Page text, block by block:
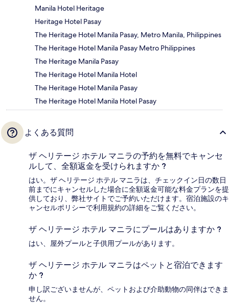
Manila Hotel Heritage
Heritage Hotel Pasay
The Heritage Hotel Manila Pasay, Metro Manila, Philippines
The Heritage Hotel Manila Pasay Metro Philippines
The Heritage Manila Pasay
The Heritage Hotel Manila Hotel
The Heritage Hotel Manila Pasay
The Heritage Hotel Manila Hotel Pasay
よくある質問
ザ ヘリテージ ホテル マニラの予約を無料でキャンセ
ルして、全額返金を受けられますか ?
はい。ザ ヘリテージ ホテル マニラは、チェックイン日の数日
前までにキャンセルした場合に全額返金可能な料金プランを提
供しており、弊社サイトでご予約いただけます。宿泊施設のキ
ャンセルポリシーで利用規約の詳細をご覧ください。
ザ ヘリテージ ホテル マニラにプールはありますか ?
はい、屋外プールと子供用プールがあります。
ザ ヘリテージ ホテル マニラはペットと宿泊できます
か ?
申し訳ございませんが、ペットおよび介助動物の同伴はできま
せん。